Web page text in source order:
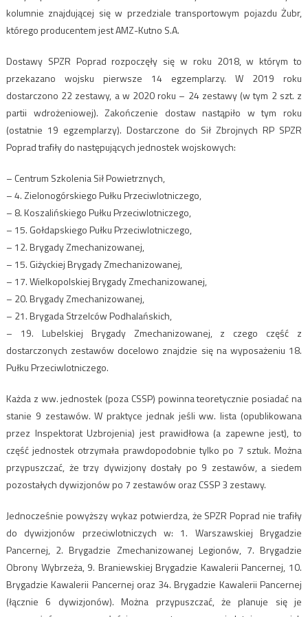
kolumnie znajdującej się w przedziale transportowym pojazdu Żubr,
którego producentem jest AMZ-Kutno S.A.
Dostawy SPZR Poprad rozpoczęły się w roku 2018, w którym to
przekazano wojsku pierwsze 14 egzemplarzy. W 2019 roku
dostarczono 22 zestawy, a w 2020 roku – 24 zestawy (w tym 2 szt. z
partii wdrożeniowej). Zakończenie dostaw nastąpiło w tym roku
(ostatnie 19 egzemplarzy). Dostarczone do Sił Zbrojnych RP SPZR
Poprad trafiły do następujących jednostek wojskowych:
– Centrum Szkolenia Sił Powietrznych,
– 4. Zielonogórskiego Pułku Przeciwlotniczego,
– 8. Koszalińskiego Pułku Przeciwlotniczego,
– 15. Gołdapskiego Pułku Przeciwlotniczego,
– 12. Brygady Zmechanizowanej,
– 15. Giżyckiej Brygady Zmechanizowanej,
– 17. Wielkopolskiej Brygady Zmechanizowanej,
– 20. Brygady Zmechanizowanej,
– 21. Brygada Strzelców Podhalańskich,
– 19. Lubelskiej Brygady Zmechanizowanej, z czego część z
dostarczonych zestawów docelowo znajdzie się na wyposażeniu 18.
Pułku Przeciwlotniczego.
Każda z ww. jednostek (poza CSSP) powinna teoretycznie posiadać na
stanie 9 zestawów. W praktyce jednak jeśli ww. lista (opublikowana
przez Inspektorat Uzbrojenia) jest prawidłowa (a zapewne jest), to
część jednostek otrzymała prawdopodobnie tylko po 7 sztuk. Można
przypuszczać, że trzy dywizjony dostały po 9 zestawów, a siedem
pozostałych dywizjonów po 7 zestawów oraz CSSP 3 zestawy.
Jednocześnie powyższy wykaz potwierdza, że SPZR Poprad nie trafiły
do dywizjonów przeciwlotniczych w: 1. Warszawskiej Brygadzie
Pancernej, 2. Brygadzie Zmechanizowanej Legionów, 7. Brygadzie
Obrony Wybrzeża, 9. Braniewskiej Brygadzie Kawalerii Pancernej, 10.
Brygadzie Kawalerii Pancernej oraz 34. Brygadzie Kawalerii Pancernej
(łącznie 6 dywizjonów). Można przypuszczać, że planuje się je